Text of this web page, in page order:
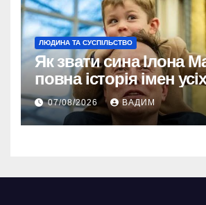
ЛЮДИНА ТА СУСПІЛЬСТВО
Як звати сина Ілона
повна історія імен усіх
хлопчиків мільярдера
07/08/2026 ВАДИМ